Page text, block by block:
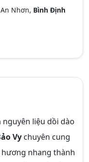
Nhơn, Bình Định
liệu dồi dào
Vy chuyên cung
nhang thành